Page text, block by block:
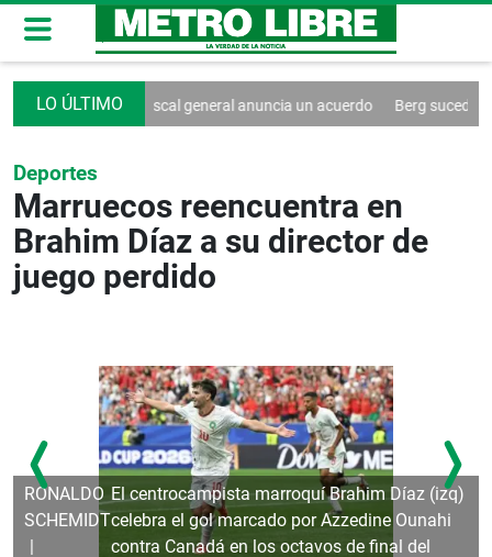
de Trump a fiscal general anuncia un acuerdo Berg sucederá a
Deportes
Marruecos reencuentra en
Brahim Díaz a su director de
juego perdido
El centrocampista marroquí Brahim Díaz (izq)
celebra el gol marcado por Azzedine Ounahi
contra Canadá en los octavos de final del
RONALDO
SCHEMIDT